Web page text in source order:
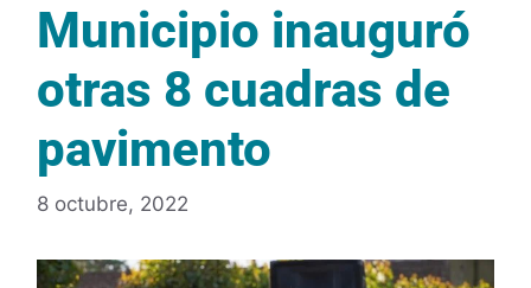
Municipio inauguró
otras 8 cuadras de
pavimento
8 octubre, 2022